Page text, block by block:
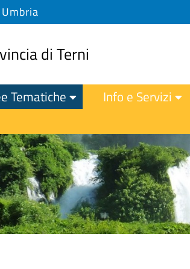
di Terni
Tematiche Info e Servizi